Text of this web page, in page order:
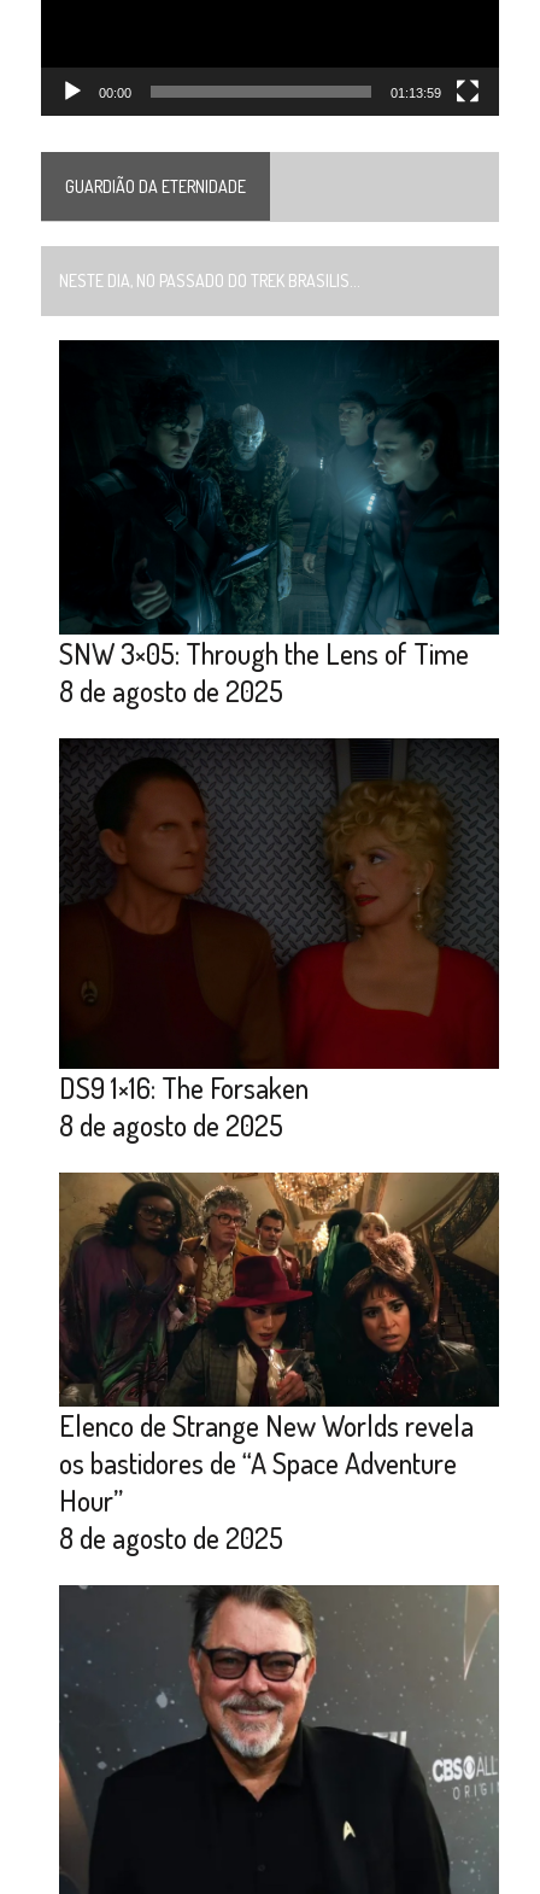
00:00 01:13:59
GUARDIÃO DA ETERNIDADE
NESTE DIA, NO PASSADO DO TREK BRASILIS...
SNW 3×05: Through the Lens of Time
8 de agosto de 2025
DS9 1×16: The Forsaken
8 de agosto de 2025
Elenco de Strange New Worlds revela
os bastidores de “A Space Adventure
Hour”
8 de agosto de 2025